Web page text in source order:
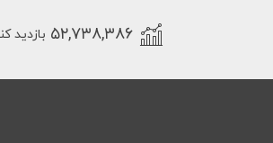
۵۲,۷۳۸,۳۸۶ بازدید